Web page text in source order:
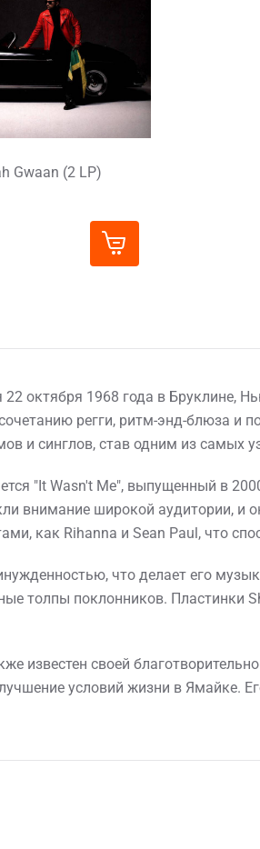
Gwaan (2 LP)
22 октября 1968 года в
регги, ритм-энд-блюза и
и синглов, став одним из самых
"It Wasn't Me", выпущенный в
внимание широкой аудитории, и
как Rihanna и Sean Paul, что
что делает его
толпы поклонников. Пластинки
известен своей
условий жизни в Ямайке.